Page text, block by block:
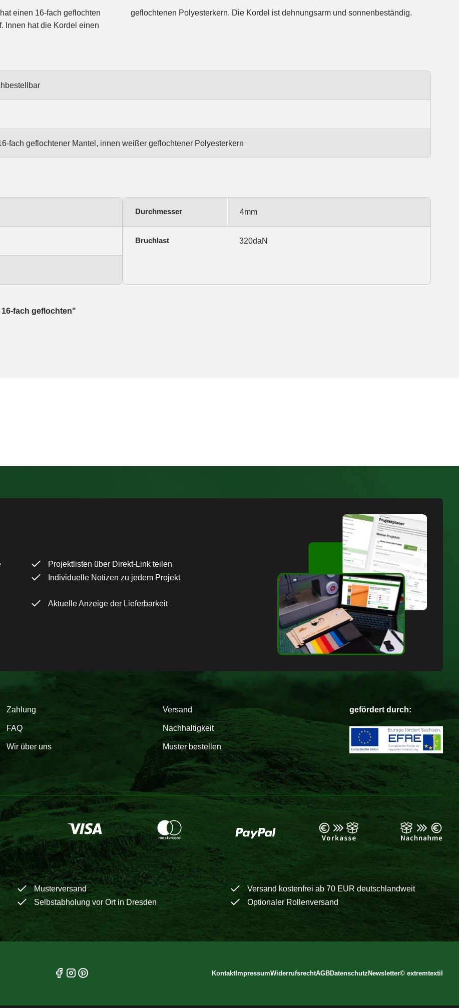
einen 16-fach geflochten
Innen hat die Kordel einen
geflochtenen Polyesterkern. Die Kordel ist dehnungsarm und sonnenbeständig.
fach geflochtener Mantel, innen weißer geflochtener Polyesterkern
Durchmesser 4mm
Bruchlast 320daN
fach geflochten"
Projektlisten über Direkt-Link teilen
Individuelle Notizen zu jedem Projekt
Aktuelle Anzeige der Lieferbarkeit
Zahlung Versand
FAQ Nachhaltigkeit
Wir über uns Muster bestellen
gefördert durch:
Musterversand
Versand kostenfrei ab 70 EUR deutschlandweit
Selbstabholung vor Ort in Dresden Optionaler Rollenversand
KontaktImpressumWiderrufsrechtAGBDatenschutz Newsletter© extremtextil